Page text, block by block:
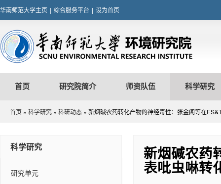
华南师范大学主页 | 综合服务平台 | 设为首页
首页 研究院简介 师资队伍 科学研究
首页 » 科学研究 » 科研动态 » 新烟碱农药转化产物的神经毒性：张金阁等在
科学研究
研究单元
新烟碱农药
表吡虫啉转